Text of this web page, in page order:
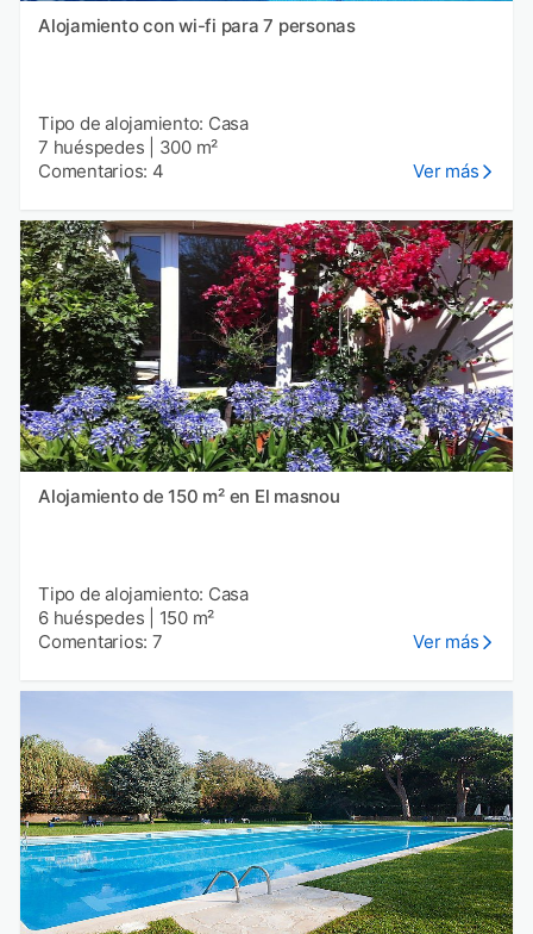
Alojamiento con wi-fi para 7 personas
Tipo de alojamiento: Casa
7 huéspedes
300 m²
Comentarios: 4
Ver más
Alojamiento de 150 m² en El masnou
Tipo de alojamiento: Casa
6 huéspedes
150 m²
Comentarios: 7
Ver más